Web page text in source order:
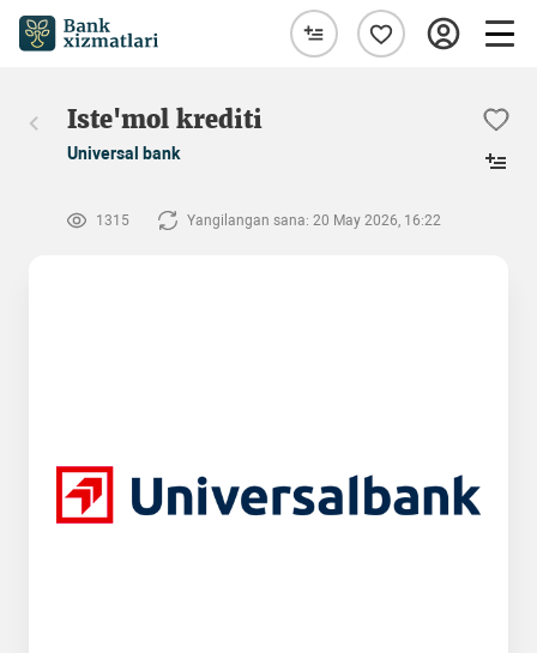
Iste'mol krediti
Universal bank
1315 Yangilangan sana: 20 May 2026, 16:22